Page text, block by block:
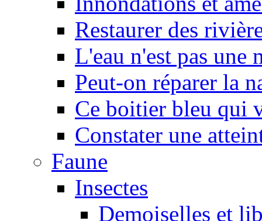
Restaurer des
L'eau n'est pas une
Peut-on réparer la
Ce boitier bleu qui
Constater une
Faune
Insectes
Demoiselles et